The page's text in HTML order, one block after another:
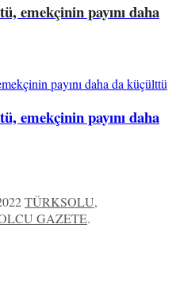
emekçinin payını daha
emekçinin payını daha
TÜRKSOLU,
GAZETE.